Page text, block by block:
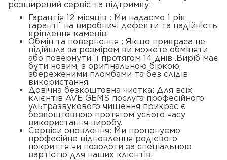
розширений сервіс та підтримку:
Гарантія 12 місяців : Ми надаємо 1 рік
гарантії на виробничі дефекти та надійність
кріплення каменів.
Обмін та повернення : Якщо прикраса не
підійшла за розміром ви можете обміняти
або повернути її протягом 14 днів .Виріб має
бути новим, з оригінальною біркою,
збереженими пломбами та без слідів
використання.
Довічна безкоштовна чистка: Для всіх
клієнтів AVE GEMS послуга професійного
ультразвукового чищення прикрас є
безкоштовною протягом усього часу
використання виробу.
Сервіси оновлення: Ми пропонуємо
професійне відновлення родієвого
покриття чи позолоти за спеціальною
вартістю для наших клієнтів.